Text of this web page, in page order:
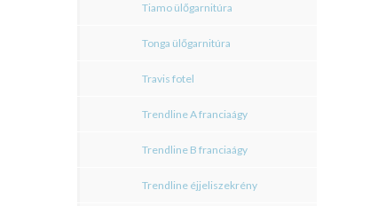
Tiamo ülőgarnitúra
Tonga ülőgarnitúra
Travis fotel
Trendline A franciaágy
Trendline B franciaágy
Trendline éjjeliszekrény